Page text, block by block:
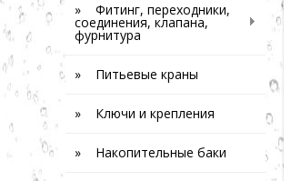
» Фитинг, переходники,
соединения, клапана,
фурнитура
» Питьевые краны
» Ключи и крепления
» Накопительные баки